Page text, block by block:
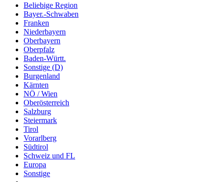
Beliebige Region
Bayer.-Schwaben
Franken
Niederbayern
Oberbayern
Oberpfalz
Baden-Württ.
Sonstige (D)
Burgenland
Kärnten
NÖ / Wien
Oberösterreich
Salzburg
Steiermark
Tirol
Vorarlberg
Südtirol
Schweiz und FL
Europa
Sonstige